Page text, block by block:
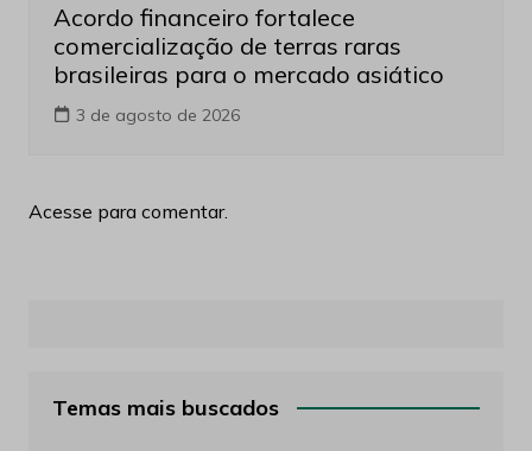
Acordo financeiro fortalece
comercialização de terras raras
brasileiras para o mercado asiático
3 de agosto de 2026
Acesse para comentar.
Temas mais buscados